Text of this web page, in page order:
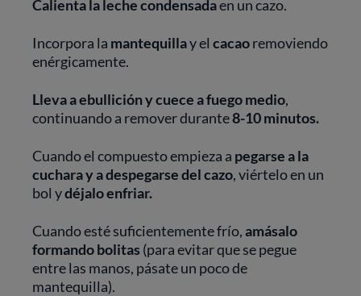
Calienta la leche condensadaen un cazo.
Incorpora la mantequillay el cacaoremoviendo
enérgicamente.
Lleva a ebullición y cuece a fuego medio,
continuando a remover durante8-10 minutos.
Cuando el compuesto empieza a pegarse a la
cuchara y a despegarse del cazo, viértelo en un
bol ydéjalo enfriar.
Cuando esté suficientemente frío,amásalo
formando bolitas (para evitar que se pegue
entre las manos, pásate un poco de
mantequilla).